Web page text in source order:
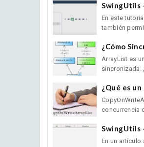
SwingUtils
En este
también
¿Cómo
ArrayList es
sincronizada.
¿Qué es
concurrencia
SwingUtils
En un artículo